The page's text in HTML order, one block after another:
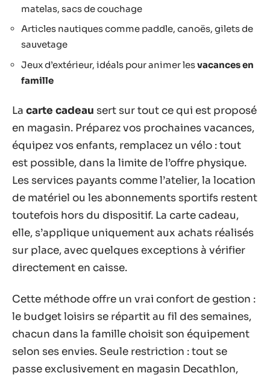
matelas, sacs de couchage
Articles nautiques comme paddle, canoës, gilets de
sauvetage
Jeux d’extérieur, idéals pour animer lesvacances en
famille
La carte cadeau sert sur tout ce qui est proposé
en magasin. Préparez vos prochaines vacances,
équipez vos enfants, remplacez un vélo : tout
est possible, dans la limite de l’offre physique.
Les services payants comme l’atelier, la location
de matériel ou les abonnements sportifs restent
toutefois hors du dispositif. La carte cadeau,
elle, s’applique uniquement aux achats réalisés
sur place, avec quelques exceptions à vérifier
directement en caisse.
Cette méthode offre un vrai confort de gestion :
le budget loisirs se répartit au fil des semaines,
chacun dans la famille choisit son équipement
selon ses envies. Seule restriction : tout se
passe exclusivement en magasin Decathlon,